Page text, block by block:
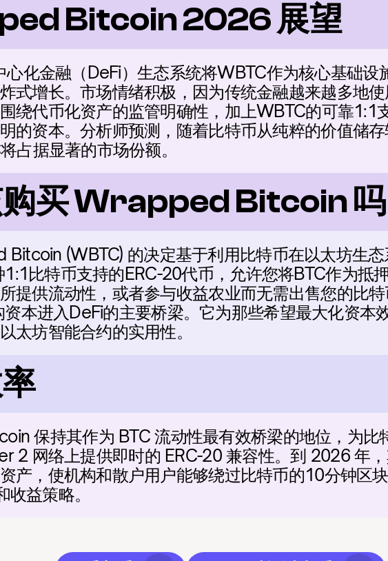
Bitcoin 2026 展望
化金融（DeFi）生态系统将WBTC作为核心基础设
式增长。市场情绪积极，因为传统金融越来越多地
绕代币化资产的监管明确性，加上WBTC的可靠1:1
的资本。分析师预测，随着比特币从纯粹的价值储
占据显著的市场份额。
买 Wrapped Bitcoin 吗
(WBTC) 的决定基于利用比特币在以太坊生态
比特币支持的ERC-20代币，允许您将BTC作为抵
提供流动性，或者参与收益农业而无需出售您的比
本进入DeFi的主要桥梁。它为那些希望最大化资本
太坊智能合约的实用性。
保持其作为 BTC 流动性最有效桥梁的地位，为比
2 网络上提供即时的 ERC-20 兼容性。到 2026 年
产，使机构和散户用户能够绕过比特币的10分钟区
益策略。